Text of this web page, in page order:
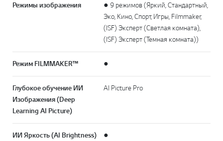
Режимы изображения
● 9 режимов (Яркий, Стандартный,
Эко, Кино, Спорт, Игры, Filmmaker,
(ISF) Эксперт (Светлая комната),
(ISF) Эксперт (Темная комната))
Режим FILMMAKER™ ●
Глубокое обучение ИИ
Изображения (Deep
Learning AI Picture)
AI Picture Pro
ИИ Яркость (AI Brightness) ●